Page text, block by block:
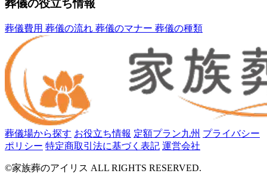
葬儀の役立ち情報
葬儀費用 葬儀の流れ 葬儀のマナー 葬儀の種類
葬儀場から探す お役立ち情報 定額プラン九州 プライバシー
ポリシー 特定商取引法に基づく表記 運営会社
©家族葬のアイリス ALL RIGHTS RESERVED.